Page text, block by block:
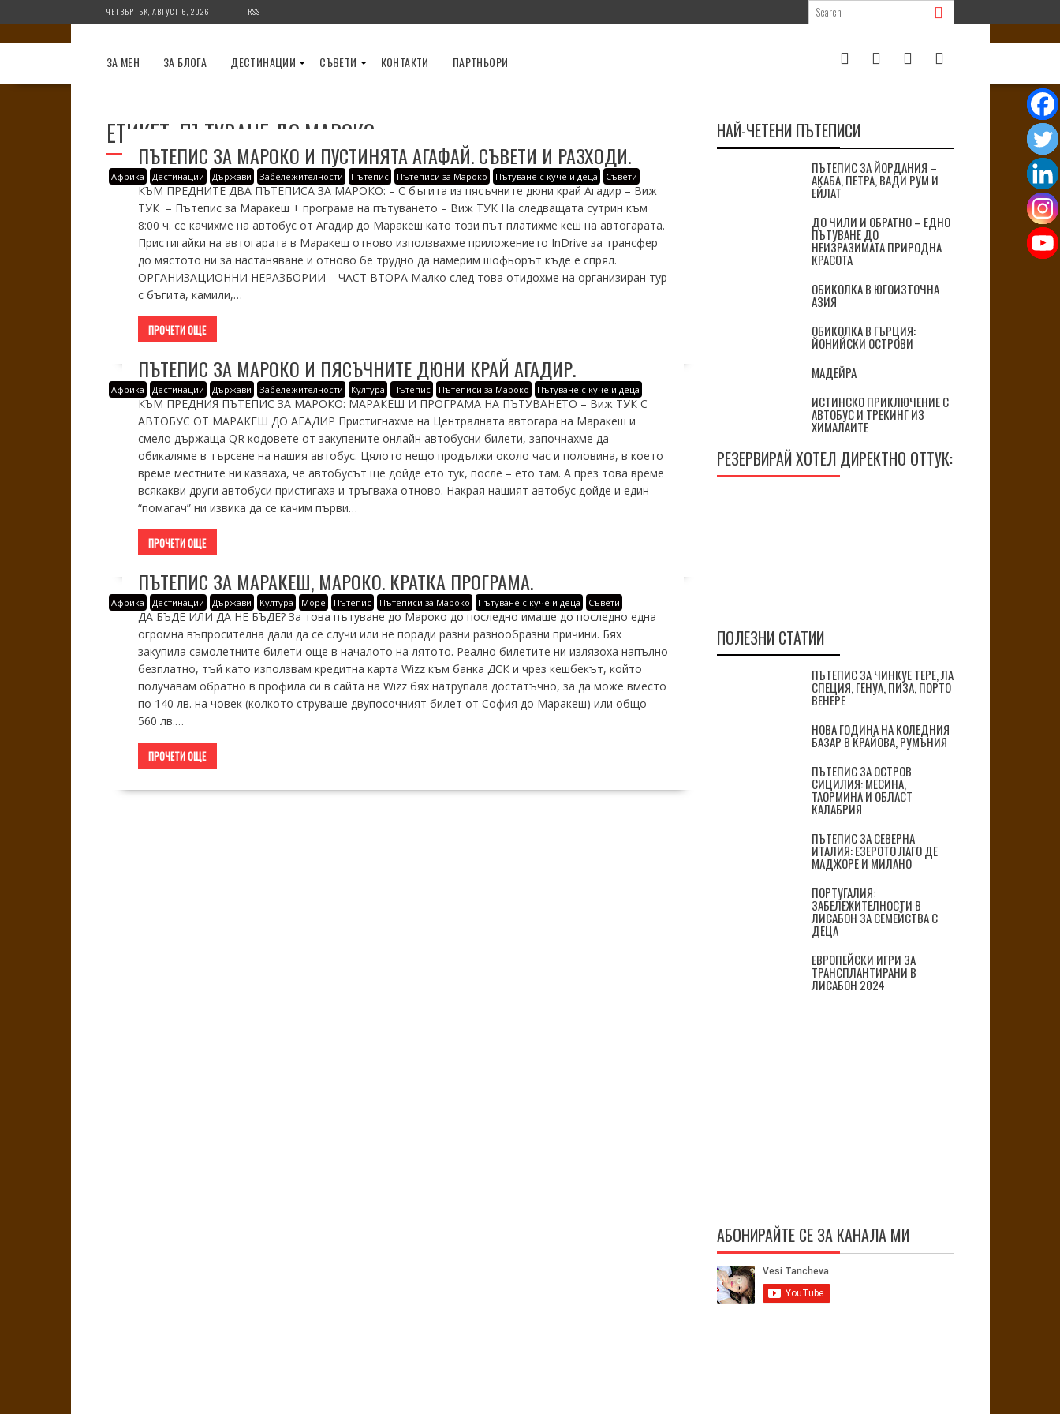
to
content
ЧЕТВЪРТЪК, АВГУСТ 6, 2026 RSS
ЗА МЕН ЗА БЛОГА ДЕСТИНАЦИИ СЪВЕТИ КОНТАКТИ ПАРТНЬОРИ
ЕТИКЕТ: ПЪТУВАНЕ ДО МАРОКО
Африка Дестинации Държави Забележителности Пътепис Пътеписи за Мароко Пътуване с куче и деца Съвети
ПЪТЕПИС ЗА МАРОКО И ПУСТИНЯТА АГАФАЙ. СЪВЕТИ И РАЗХОДИ.
КЪМ ПРЕДНИТЕ ДВА ПЪТЕПИСА ЗА МАРОКО: – С бъгита из пясъчните дюни край Агадир – Виж
ТУК – Пътепис за Маракеш + програма на пътуването – Виж ТУК На следващата сутрин към
8:00 ч. се качихме на автобус от Агадир до Маракеш като този път платихме кеш на автогарата.
Пристигайки на автогарата в Маракеш отново използвахме приложението InDrive за трансфер
до мястото ни за настаняване и отново бе трудно да намерим шофьорът къде е спрял.
ОРГАНИЗАЦИОННИ НЕРАЗБОРИИ – ЧАСТ ВТОРА Малко след това отидохме на организиран тур
с бъгита, камили,…
ПРОЧЕТИ ОЩЕ
Африка Дестинации Държави Забележителности Култура Пътепис Пътеписи за Мароко Пътуване с куче и деца
ПЪТЕПИС ЗА МАРОКО И ПЯСЪЧНИТЕ ДЮНИ КРАЙ АГАДИР.
КЪМ ПРЕДНИЯ ПЪТЕПИС ЗА МАРОКО: МАРАКЕШ И ПРОГРАМА НА ПЪТУВАНЕТО – Виж ТУК С
АВТОБУС ОТ МАРАКЕШ ДО АГАДИР Пристигнахме на Централната автогара на Маракеш и
смело държаща QR кодовете от закупените онлайн автобусни билети, започнахме да
обикаляме в търсене на нашия автобус. Цялото нещо продължи около час и половина, в което
време местните ни казваха, че автобусът ще дойде ето тук, после – ето там. А през това време
всякакви други автобуси пристигаха и тръгваха отново. Накрая нашият автобус дойде и един
“помагач” ни извика да се качим първи…
ПРОЧЕТИ ОЩЕ
Африка Дестинации Държави Култура Море Пътепис Пътеписи за Мароко Пътуване с куче и деца Съвети
ПЪТЕПИС ЗА МАРАКЕШ, МАРОКО. КРАТКА ПРОГРАМА.
ДА БЪДЕ ИЛИ ДА НЕ БЪДЕ? За това пътуване до Мароко до последно имаше до последно една
огромна въпросителна дали да се случи или не поради разни разнообразни причини. Бях
закупила самолетните билети още в началото на лятото. Реално билетите ни излязоха напълно
безплатно, тъй като използвам кредитна карта Wizz към банка ДСК и чрез кешбекът, който
получавам обратно в профила си в сайта на Wizz бях натрупала достатъчно, за да може вместо
по 140 лв. на човек (колкото струваше двупосочният билет от София до Маракеш) или общо
560 лв.…
ПРОЧЕТИ ОЩЕ
НАЙ-ЧЕТЕНИ ПЪТЕПИСИ
ПЪТЕПИС ЗА ЙОРДАНИЯ –
АКАБА, ПЕТРА, ВАДИ РУМ И
ЕЙЛАТ
ДО ЧИЛИ И ОБРАТНО – ЕДНО
ПЪТУВАНЕ ДО
НЕИЗРАЗИМАТА ПРИРОДНА
КРАСОТА
ОБИКОЛКА В ЮГОИЗТОЧНА
АЗИЯ
ОБИКОЛКА В ГЪРЦИЯ:
ЙОНИЙСКИ ОСТРОВИ
МАДЕЙРА
ИСТИНСКО ПРИКЛЮЧЕНИЕ С
АВТОБУС И ТРЕКИНГ ИЗ
ХИМАЛАИТЕ
РЕЗЕРВИРАЙ ХОТЕЛ ДИРЕКТНО ОТТУК:
ПОЛЕЗНИ СТАТИИ
ПЪТЕПИС ЗА ЧИНКУЕ ТЕРЕ, ЛА
СПЕЦИЯ, ГЕНУА, ПИЗА, ПОРТО
ВЕНЕРЕ
НОВА ГОДИНА НА КОЛЕДНИЯ
БАЗАР В КРАЙОВА, РУМЪНИЯ
ПЪТЕПИС ЗА ОСТРОВ
СИЦИЛИЯ: МЕСИНА,
ТАОРМИНА И ОБЛАСТ
КАЛАБРИЯ
ПЪТЕПИС ЗА СЕВЕРНА
ИТАЛИЯ: ЕЗЕРОТО ЛАГО ДЕ
МАДЖОРЕ И МИЛАНО
ПОРТУГАЛИЯ:
ЗАБЕЛЕЖИТЕЛНОСТИ В
ЛИСАБОН ЗА СЕМЕЙСТВА С
ДЕЦА
ЕВРОПЕЙСКИ ИГРИ ЗА
ТРАНСПЛАНТИРАНИ В
ЛИСАБОН 2024
АБОНИРАЙТЕ СЕ ЗА КАНАЛА МИ